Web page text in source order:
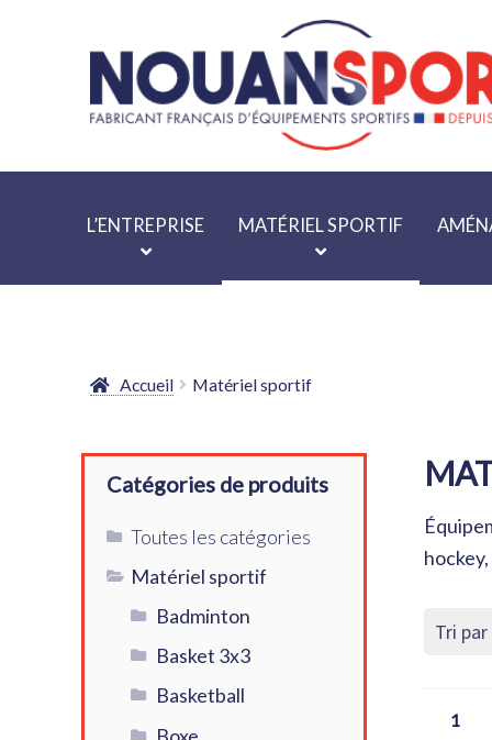
Aller
la
Aller
contenu
L’ENTREPRISE MATÉRIEL SPORTIF
Accueil Matériel sportif
1
Catégories de produits
Toutes les catégories
Matériel sportif
Badminton
Basket 3x3
Basketball
Boxe